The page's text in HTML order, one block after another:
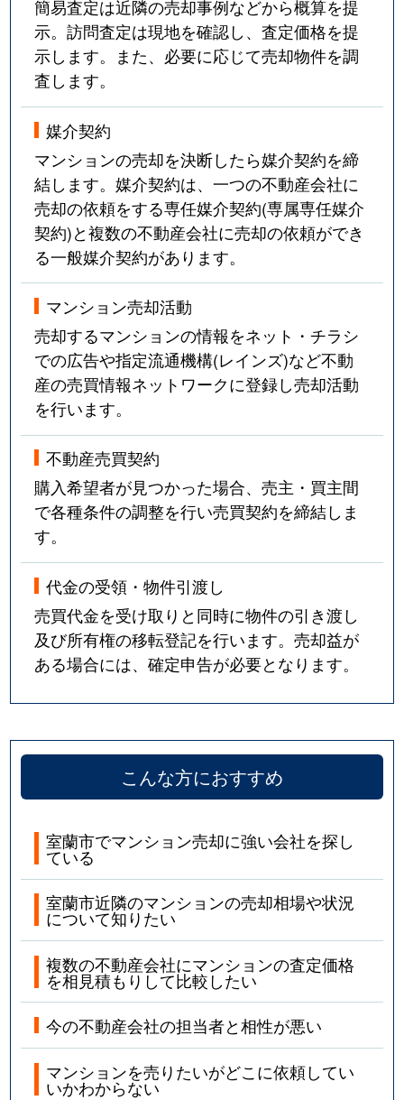
簡易査定は近隣の売却事例などから概算を提
示。訪問査定は現地を確認し、査定価格を提
示します。また、必要に応じて売却物件を調
査します。
媒介契約
マンションの売却を決断したら媒介契約を締
結します。媒介契約は、一つの不動産会社に
売却の依頼をする専任媒介契約(専属専任媒介
契約)と複数の不動産会社に売却の依頼ができ
る一般媒介契約があります。
マンション売却活動
売却するマンションの情報をネット・チラシ
での広告や指定流通機構(レインズ)など不動
産の売買情報ネットワークに登録し売却活動
を行います。
不動産売買契約
購入希望者が見つかった場合、売主・買主間
で各種条件の調整を行い売買契約を締結しま
す。
代金の受領・物件引渡し
売買代金を受け取りと同時に物件の引き渡し
及び所有権の移転登記を行います。売却益が
ある場合には、確定申告が必要となります。
こんな方におすすめ
室蘭市でマンション売却に強い会社を探し
ている
室蘭市近隣のマンションの売却相場や状況
について知りたい
複数の不動産会社にマンションの査定価格
を相見積もりして比較したい
今の不動産会社の担当者と相性が悪い
マンションを売りたいがどこに依頼してい
いかわからない